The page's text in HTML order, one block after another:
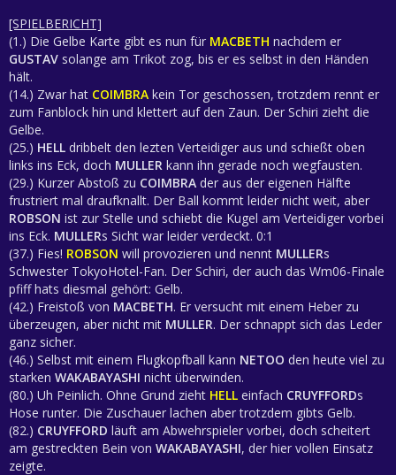
[SPIELBERICHT]
(1.) Die Gelbe Karte gibt es nun für MACBETH nachdem er
GUSTAV solange am Trikot zog, bis er es selbst in den Händen
hält.
(14.) Zwar hat COIMBRA kein Tor geschossen, trotzdem rennt er
zum Fanblock hin und klettert auf den Zaun. Der Schiri zieht die
Gelbe.
(25.) HELL dribbelt den lezten Verteidiger aus und schießt oben
links ins Eck, doch MULLER kann ihn gerade noch wegfausten.
(29.) Kurzer Abstoß zu COIMBRA der aus der eigenen Hälfte
frustriert mal draufknallt. Der Ball kommt leider nicht weit, aber
ROBSON ist zur Stelle und schiebt die Kugel am Verteidiger vorbei
ins Eck. MULLERs Sicht war leider verdeckt. 0:1
(37.) Fies! ROBSON will provozieren und nennt MULLERs
Schwester TokyoHotel-Fan. Der Schiri, der auch das Wm06-Finale
pfiff hats diesmal gehört: Gelb.
(42.) Freistoß von MACBETH. Er versucht mit einem Heber zu
überzeugen, aber nicht mit MULLER. Der schnappt sich das Leder
ganz sicher.
(46.) Selbst mit einem Flugkopfball kann NETOO den heute viel zu
starken WAKABAYASHI nicht überwinden.
(80.) Uh Peinlich. Ohne Grund zieht HELL einfach CRUYFFORDs
Hose runter. Die Zuschauer lachen aber trotzdem gibts Gelb.
(82.) CRUYFFORD läuft am Abwehrspieler vorbei, doch scheitert
am gestreckten Bein von WAKABAYASHI, der hier vollen Einsatz
zeigte.